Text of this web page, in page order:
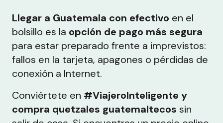
Llegar a Guatemala con efectivo en el
bolsillo es la opción de pago más segura
para estar preparado frente a imprevistos:
fallos en la tarjeta, apagones o pérdidas de
conexión a Internet.
Conviértete en #ViajeroInteligente y
compra quetzales guatemaltecos sin